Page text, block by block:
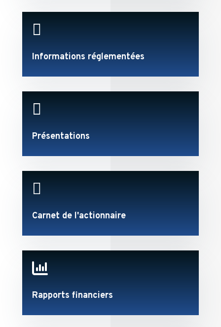

Informations réglementées

Présentations

Carnet de l'actionnaire

Rapports financiers